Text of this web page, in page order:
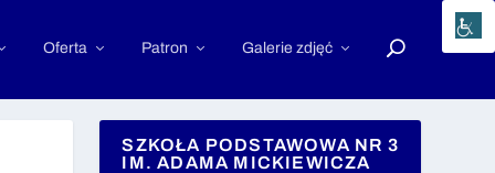
Oferta Patron Galerie zdjęć
SZKOŁA PODSTAWOWA NR 3
IM. ADAMA MICKIEWICZA